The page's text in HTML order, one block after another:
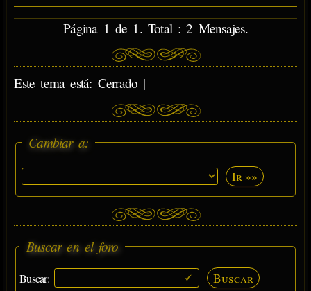
Página 1 de 1. Total : 2 Mensajes.
Este tema está: Cerrado |
Cambiar a:
Ir »»
Buscar en el foro
Buscar: Buscar